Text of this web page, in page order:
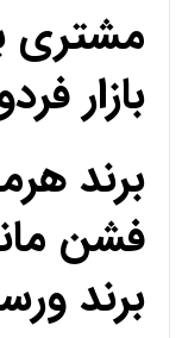
مشتری
بازار
برند
فشن
برند